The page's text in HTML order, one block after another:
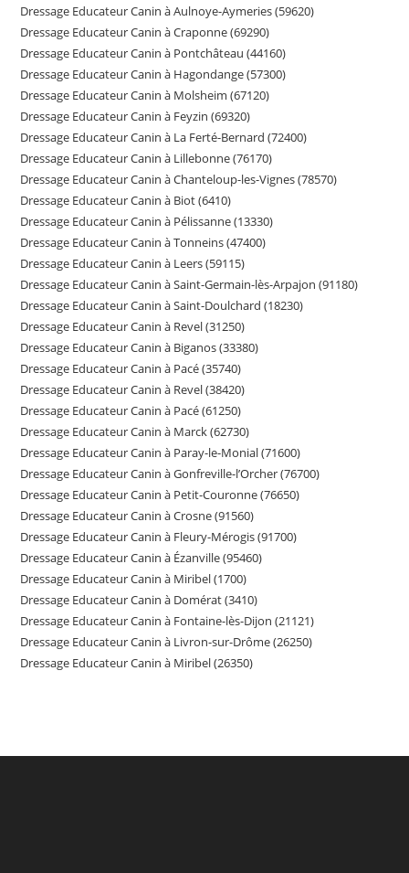
Dressage Educateur Canin à Aulnoye-Aymeries (59620)
Dressage Educateur Canin à Craponne (69290)
Dressage Educateur Canin à Pontchâteau (44160)
Dressage Educateur Canin à Hagondange (57300)
Dressage Educateur Canin à Molsheim (67120)
Dressage Educateur Canin à Feyzin (69320)
Dressage Educateur Canin à La Ferté-Bernard (72400)
Dressage Educateur Canin à Lillebonne (76170)
Dressage Educateur Canin à Chanteloup-les-Vignes (78570)
Dressage Educateur Canin à Biot (6410)
Dressage Educateur Canin à Pélissanne (13330)
Dressage Educateur Canin à Tonneins (47400)
Dressage Educateur Canin à Leers (59115)
Dressage Educateur Canin à Saint-Germain-lès-Arpajon (91180)
Dressage Educateur Canin à Saint-Doulchard (18230)
Dressage Educateur Canin à Revel (31250)
Dressage Educateur Canin à Biganos (33380)
Dressage Educateur Canin à Pacé (35740)
Dressage Educateur Canin à Revel (38420)
Dressage Educateur Canin à Pacé (61250)
Dressage Educateur Canin à Marck (62730)
Dressage Educateur Canin à Paray-le-Monial (71600)
Dressage Educateur Canin à Gonfreville-l’Orcher (76700)
Dressage Educateur Canin à Petit-Couronne (76650)
Dressage Educateur Canin à Crosne (91560)
Dressage Educateur Canin à Fleury-Mérogis (91700)
Dressage Educateur Canin à Ézanville (95460)
Dressage Educateur Canin à Miribel (1700)
Dressage Educateur Canin à Domérat (3410)
Dressage Educateur Canin à Fontaine-lès-Dijon (21121)
Dressage Educateur Canin à Livron-sur-Drôme (26250)
Dressage Educateur Canin à Miribel (26350)